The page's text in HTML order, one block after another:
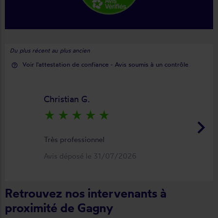
Du plus récent au plus ancien
help_outline Voir l'attestation de confiance - Avis soumis à un contrôle
keyboard_arrow_right
Christian G.
star_rate star_rate star_rate star_rate star_rate
Très professionnel
Avis déposé le 31/07/2026
Retrouvez nos intervenants à
proximité de Gagny